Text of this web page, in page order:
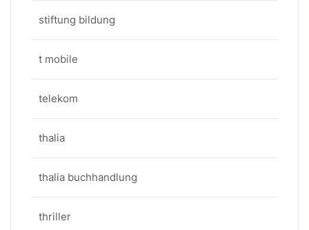
stiftung bildung
t mobile
telekom
thalia
thalia buchhandlung
thriller